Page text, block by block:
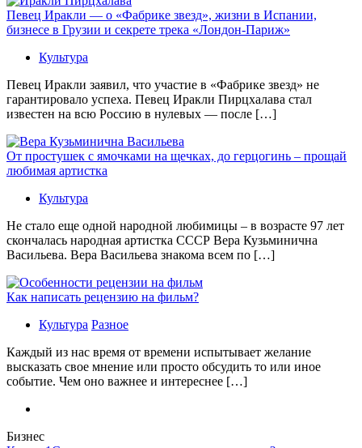
Певец Иракли — о «Фабрике звезд», жизни в Испании,
бизнесе в Грузии и секрете трека «Лондон-Париж»
Культура
Певец Иракли заявил, что участие в «Фабрике звезд» не
гарантировало успеха. Певец Иракли Пирцхалава стал
известен на всю Россию в нулевых — после […]
От простушек с ямочками на щечках, до герцогинь – прощай
любимая артистка
Культура
Не стало еще одной народной любимицы – в возрасте 97 лет
скончалась народная артистка СССР Вера Кузьминична
Васильева. Вера Васильева знакома всем по […]
Как написать рецензию на фильм?
Культура Разное
Каждый из нас время от времени испытывает желание
высказать свое мнение или просто обсудить то или иное
событие. Чем оно важнее и интереснее […]
Бизнес